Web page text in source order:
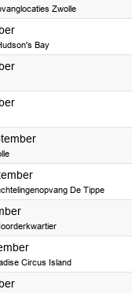
Zwolle
2025
Bay
2025
2025
2025
2025
De Tippe
2025
2025
Circus Island
2025